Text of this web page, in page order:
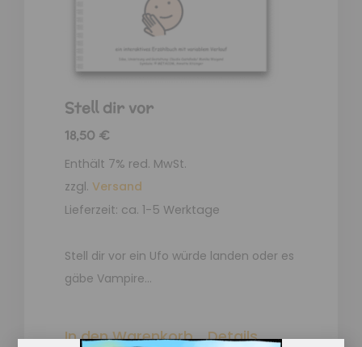
Stell dir vor
18,50 €
Enthält 7% red. MwSt.
zzgl. Versand
Lieferzeit: ca. 1-5 Werktage
Stell dir vor ein Ufo würde landen oder es
gäbe Vampire…
In den Warenkorb Details